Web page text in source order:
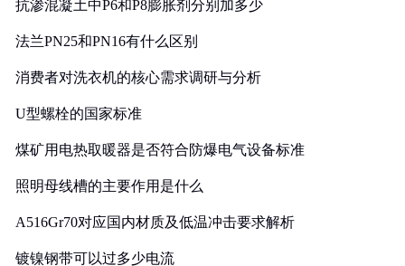
抗渗混凝土中P6和P8膨胀剂分别加多少
法兰PN25和PN16有什么区别
消费者对洗衣机的核心需求调研与分析
U型螺栓的国家标准
煤矿用电热取暖器是否符合防爆电气设备标准
照明母线槽的主要作用是什么
A516Gr70对应国内材质及低温冲击要求解析
镀镍钢带可以过多少电流